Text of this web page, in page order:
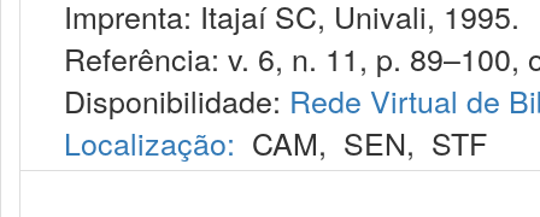
Imprenta: Itajaí SC, Univali, 1995.
Referência: v. 6, n. 11, p. 89–100,
Disponibilidade: Rede Virtual de
Localização: CAM, SEN, STF